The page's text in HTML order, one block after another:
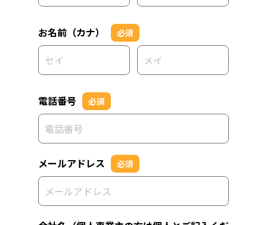
お名前（カナ） 必須
電話番号 必須
メールアドレス 必須